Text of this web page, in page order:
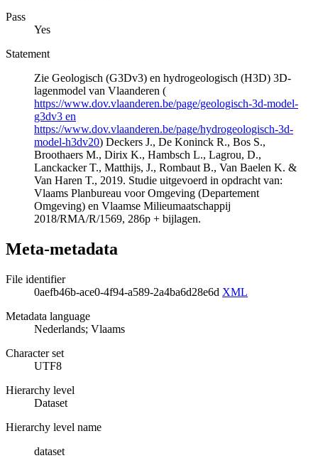
Pass
Yes
Statement
Zie Geologisch (G3Dv3) en hydrogeologisch (H3D) 3D-
lagenmodel van Vlaanderen (
https://www.dov.vlaanderen.be/page/geologisch-3d-model-
g3dv3 en
https://www.dov.vlaanderen.be/page/hydrogeologisch-3d-
model-h3dv20) Deckers J., De Koninck R., Bos S.,
Broothaers M., Dirix K., Hambsch L., Lagrou, D.,
Lanckacker T., Matthijs, J., Rombaut B., Van Baelen K. &
Van Haren T., 2019. Studie uitgevoerd in opdracht van:
Vlaams Planbureau voor Omgeving (Departement
Omgeving) en Vlaamse Milieumaatschappij
2018/RMA/R/1569, 286p + bijlagen.
Meta-metadata
File identifier
0aefb46b-ace0-4f94-a589-2a4ba6d28e6d XML
Metadata language
Nederlands; Vlaams
Character set
UTF8
Hierarchy level
Dataset
Hierarchy level name
dataset